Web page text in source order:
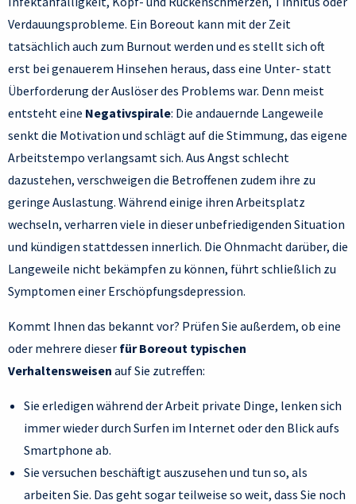
Verdauungsprobleme. Ein Boreout kann mit der Zeit
tatsächlich auch zum Burnout werden und es stellt sich oft
erst bei genauerem Hinsehen heraus, dass eine Unter- statt
Überforderung der Auslöser des Problems war. Denn meist
entsteht eine Negativspirale: Die andauernde Langeweile
senkt die Motivation und schlägt auf die Stimmung, das eigene
Arbeitstempo verlangsamt sich. Aus Angst schlecht
dazustehen, verschweigen die Betroffenen zudem ihre zu
geringe Auslastung. Während einige ihren Arbeitsplatz
wechseln, verharren viele in dieser unbefriedigenden Situation
und kündigen stattdessen innerlich. Die Ohnmacht darüber, die
Langeweile nicht bekämpfen zu können, führt schließlich zu
Symptomen einer Erschöpfungsdepression.
Kommt Ihnen das bekannt vor? Prüfen Sie außerdem, ob eine
oder mehrere dieser für Boreout typischen
Verhaltensweisen auf Sie zutreffen:
Sie erledigen während der Arbeit private Dinge, lenken sich
immer wieder durch Surfen im Internet oder den Blick aufs
Smartphone ab.
Sie versuchen beschäftigt auszusehen und tun so, als
arbeiten Sie. Das geht sogar teilweise so weit, dass Sie noch